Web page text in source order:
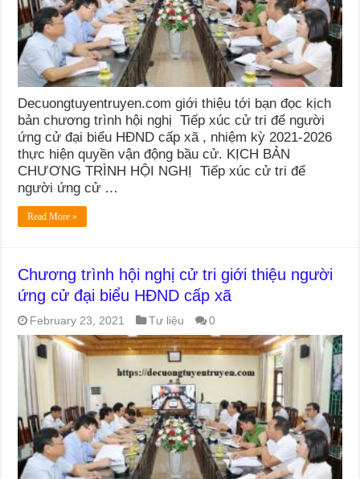
Decuongtuyentruyen.com giới thiệu tới bạn đọc kịch
bản chương trình hội nghị Tiếp xúc cử tri để người
ứng cử đại biểu HĐND cấp xã , nhiệm kỳ 2021-2026
thực hiện quyền vận động bầu cử. KỊCH BẢN
CHƯƠNG TRÌNH HỘI NGHỊ Tiếp xúc cử tri để
người ứng cử …
Read More »
Chương trình hội nghị cử tri giới thiệu người
ứng cử đại biểu HĐND cấp xã
February 23, 2021 Tư liệu 0